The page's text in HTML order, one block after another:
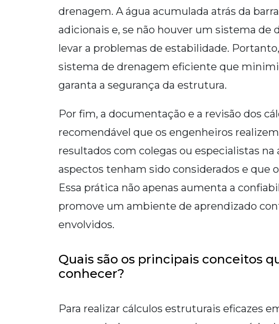
drenagem. A água acumulada atrás da
adicionais e, se não houver um sistema de
levar a problemas de estabilidade.
sistema de drenagem eficiente que
garanta a segurança da estrutura.
Por fim, a documentação e a revisão dos
recomendável que os engenheiros
resultados com colegas ou especialistas
aspectos tenham sido considerados e que
Essa prática não apenas aumenta a
promove um ambiente de aprendizado
envolvidos.
Quais são os principais conceitos
conhecer?
Para realizar cálculos estruturais eficazes